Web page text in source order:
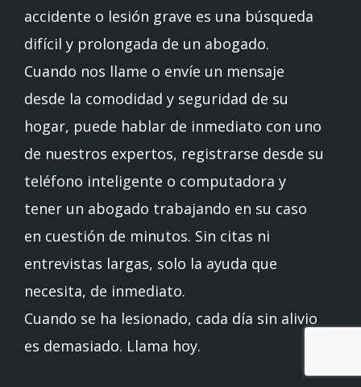
accidente o lesión grave es una búsqueda
difícil y prolongada de un abogado.
Cuando nos llame o envíe un mensaje
desde la comodidad y seguridad de su
hogar, puede hablar de inmediato con uno
de nuestros expertos, registrarse desde su
teléfono inteligente o computadora y
tener un abogado trabajando en su caso
en cuestión de minutos. Sin citas ni
entrevistas largas, solo la ayuda que
necesita, de inmediato.
Cuando se ha lesionado, cada día sin alivio
es demasiado. Llama hoy.